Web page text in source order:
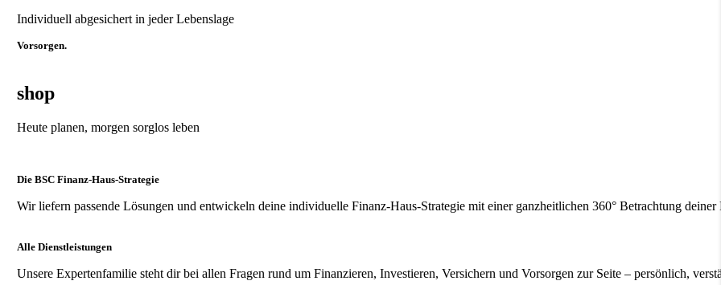
Individuell abgesichert in jeder Lebenslage
Vorsorgen.
shop
Heute planen, morgen sorglos leben
Die BSC Finanz-Haus-Strategie
Wir liefern passende Lösungen und entwickeln deine individuelle Finanz-Haus-Strategie mit einer ganzheitlichen 360° Betrachtung deiner
Alle Dienstleistungen
Unsere Expertenfamilie steht dir bei allen Fragen rund um Finanzieren, Investieren, Versichern und Vorsorgen zur Seite – persönlich,